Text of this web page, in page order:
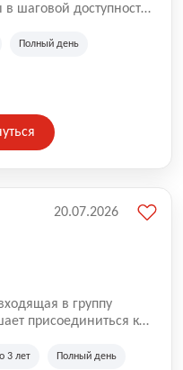
шаговой доступности
сад,
и
Полный день
в группу
присоединиться к
и оказываем комплекс
3 лет Полный день
20.07.2026